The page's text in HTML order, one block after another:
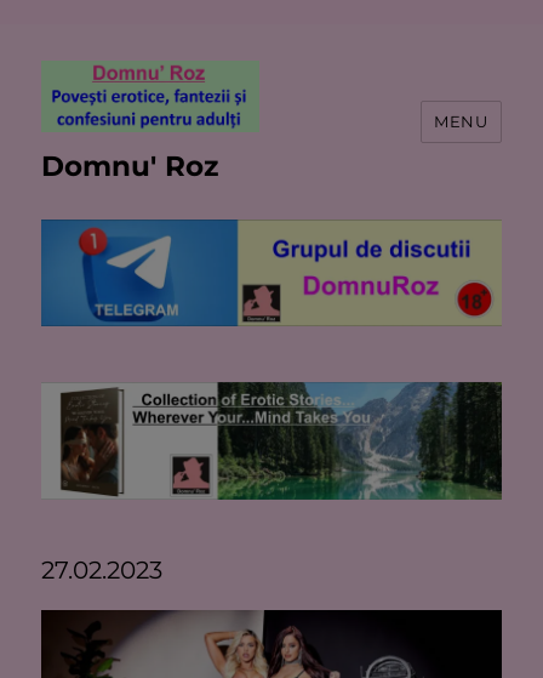
Domnu' Roz
MENU
27.02.2023